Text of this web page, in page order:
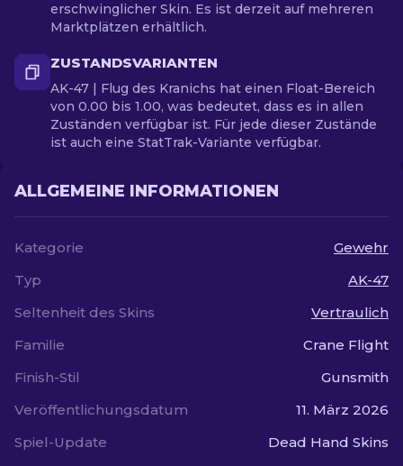
erschwinglicher Skin. Es ist derzeit auf mehreren
Marktplätzen erhältlich.
ZUSTANDSVARIANTEN
AK-47 | Flug des Kranichs hat einen Float-Bereich
von 0.00 bis 1.00, was bedeutet, dass es in allen
Zuständen verfügbar ist. Für jede dieser Zustände
ist auch eine StatTrak-Variante verfügbar.
ALLGEMEINE INFORMATIONEN
Kategorie
Gewehr
Typ
AK-47
Seltenheit des Skins
Vertraulich
Familie
Crane Flight
Finish-Stil
Gunsmith
Veröffentlichungsdatum
11. März 2026
Spiel-Update
Dead Hand Skins